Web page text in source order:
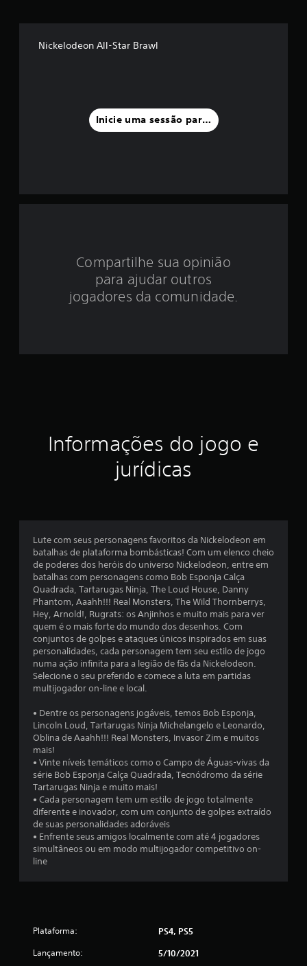
d
e
s
e
m
u
t
o
a
d
e
6
7
9
Nickelodeon All-Star Brawl
Inicie uma sessão para classificar
Compartilhe sua opinião
para ajudar outros
jogadores da comunidade.
Informações do jogo e
jurídicas
Lute com seus personagens favoritos da Nickelodeon em
batalhas de plataforma bombásticas! Com um elenco cheio
de poderes dos heróis do universo Nickelodeon, entre em
batalhas com personagens como Bob Esponja Calça
Quadrada, Tartarugas Ninja, The Loud House, Danny
Phantom, Aaahh!!! Real Monsters, The Wild Thornberrys,
Hey, Arnold!, Rugrats: os Anjinhos e muito mais para ver
quem é o mais forte do mundo dos desenhos. Com
conjuntos de golpes e ataques únicos inspirados em suas
personalidades, cada personagem tem seu estilo de jogo
numa ação infinita para a legião de fãs da Nickelodeon.
Selecione o seu preferido e comece a luta em partidas
multijogador on-line e local.
• Dentre os personagens jogáveis, temos Bob Esponja,
Lincoln Loud, Tartarugas Ninja Michelangelo e Leonardo,
Oblina de Aaahh!!! Real Monsters, Invasor Zim e muitos
mais!
• Vinte níveis temáticos como o Campo de Águas-vivas da
série Bob Esponja Calça Quadrada, Tecnódromo da série
Tartarugas Ninja e muito mais!
• Cada personagem tem um estilo de jogo totalmente
diferente e inovador, com um conjunto de golpes extraído
de suas personalidades adoráveis
• Enfrente seus amigos localmente com até 4 jogadores
simultâneos ou em modo multijogador competitivo on-
line
Plataforma: PS4, PS5
Lançamento: 5/10/2021